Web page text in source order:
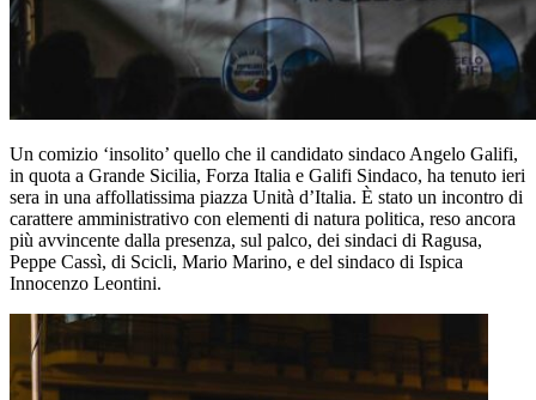
Un comizio ‘insolito’ quello che il candidato sindaco Angelo Galifi,
in quota a Grande Sicilia, Forza Italia e Galifi Sindaco, ha tenuto ieri
sera in una affollatissima piazza Unità d’Italia. È stato un incontro di
carattere amministrativo con elementi di natura politica, reso ancora
più avvincente dalla presenza, sul palco, dei sindaci di Ragusa,
Peppe Cassì, di Scicli, Mario Marino, e del sindaco di Ispica
Innocenzo Leontini.